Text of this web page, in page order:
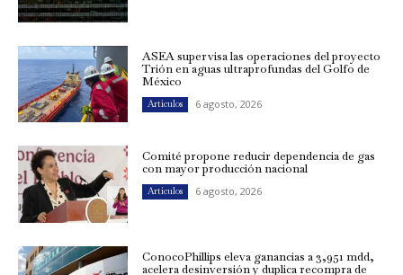
ASEA supervisa las operaciones del proyecto
Trión en aguas ultraprofundas del Golfo de
México
Artículos 6 agosto, 2026
Comité propone reducir dependencia de gas
con mayor producción nacional
Artículos 6 agosto, 2026
ConocoPhillips eleva ganancias a 3,951 mdd,
acelera desinversión y duplica recompra de